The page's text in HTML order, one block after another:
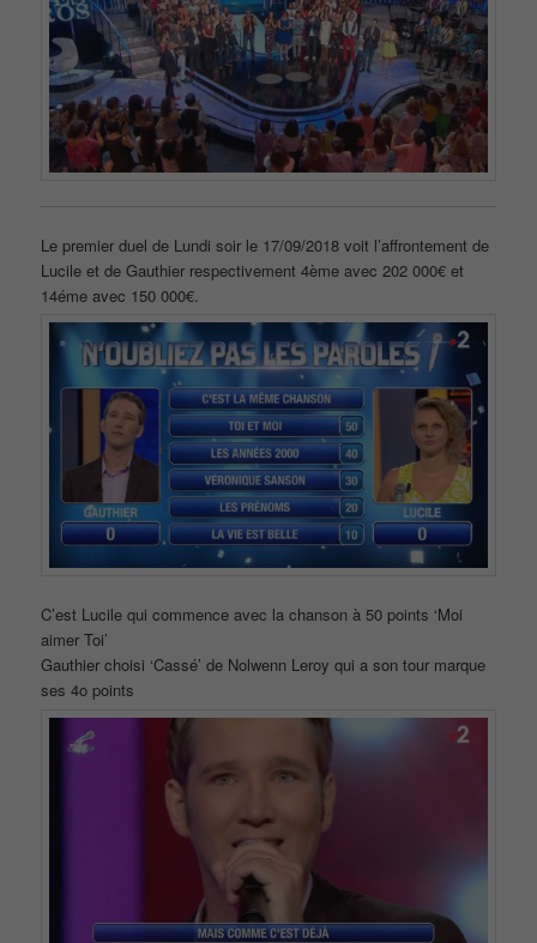
Le premier duel de Lundi soir le 17/09/2018 voit l’affrontement de
Lucile et de Gauthier respectivement 4ème avec 202 000€ et
14éme avec 150 000€.
C’est Lucile qui commence avec la chanson à 50 points ‘Moi
aimer Toi’
Gauthier choisi ‘Cassé’ de Nolwenn Leroy qui a son tour marque
ses 4o points